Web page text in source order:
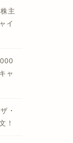
主
イ
ャ
・
！